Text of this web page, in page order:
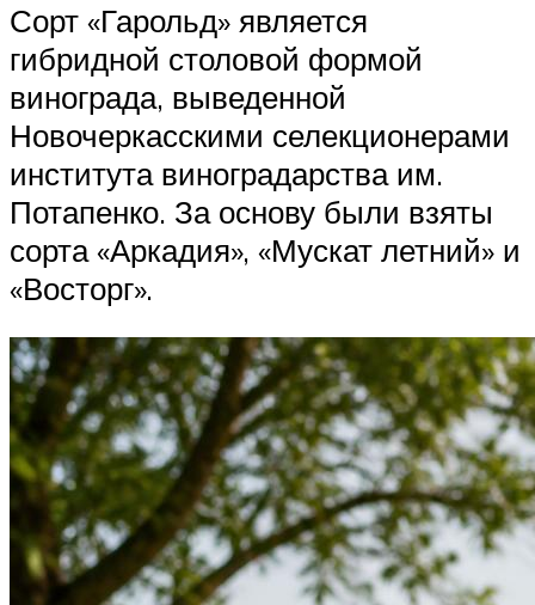
Сорт «Гарольд» является
гибридной столовой формой
винограда, выведенной
Новочеркасскими селекционерами
института виноградарства им.
Потапенко. За основу были взяты
сорта «Аркадия», «Мускат летний» и
«Восторг».